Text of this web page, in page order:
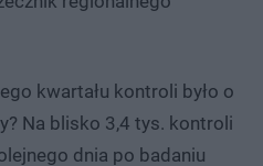
kwartału kontroli było o
Na blisko 3,4 tys. kontroli
dnia po badaniu